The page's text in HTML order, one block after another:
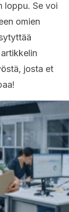
loppu. Se voi
omien
josta et